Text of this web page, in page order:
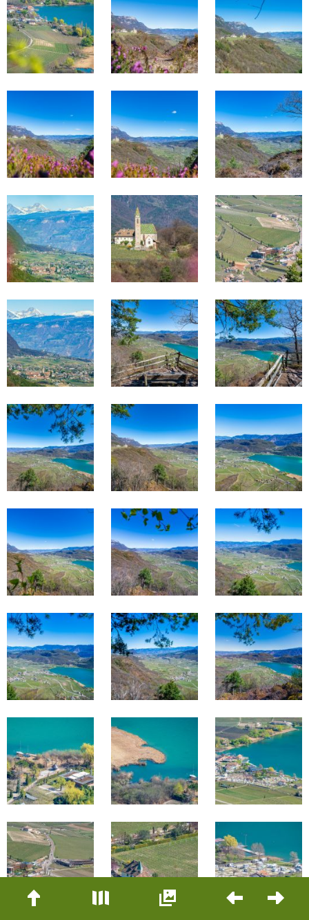
Beitrags-
Navigation